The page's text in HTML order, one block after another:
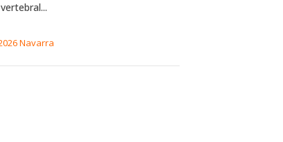
Navarra